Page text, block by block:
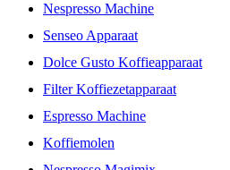
Nespresso Machine
Senseo Apparaat
Dolce Gusto Koffieapparaat
Filter Koffiezetapparaat
Espresso Machine
Koffiemolen